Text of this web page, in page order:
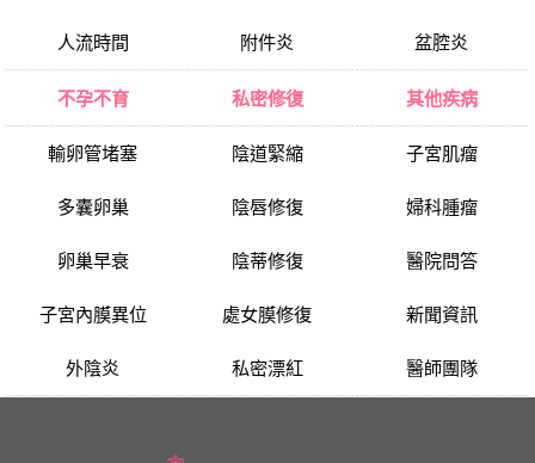
人流時間 附件炎 盆腔炎
不孕不育
輸卵管堵塞
多囊卵巢
卵巢早衰
子宮內膜異位
外陰炎
私密修復
陰道緊縮
陰唇修復
陰蒂修復
處女膜修復
私密漂紅
其他疾病
子宮肌瘤
婦科腫瘤
醫院問答
新聞資訊
醫師團隊